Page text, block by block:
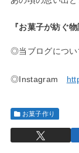
『お菓子が紡ぐ
◎当ブログにつ
◎Instagram
お菓子作り